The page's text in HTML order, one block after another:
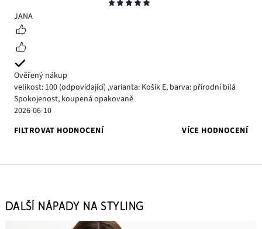
5
JANA
Ověřený nákup
velikost: 100 (odpovídající) ,varianta: Košík E, barva: přírodní bílá
Spokojenost, koupená opakovaně
2026-06-10
FILTROVAT HODNOCENÍ
VÍCE HODNOCENÍ
DALŠÍ NÁPADY NA STYLING